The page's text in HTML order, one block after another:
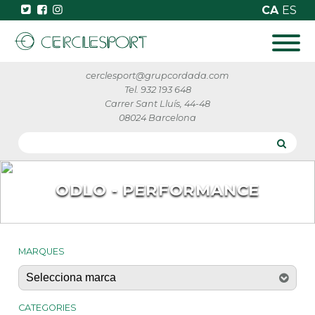
CA ES
cerclesport@grupcordada.com
Tel. 932 193 648
Carrer Sant Lluís, 44-48
08024 Barcelona
ODLO - PERFORMANCE
MARQUES
CATEGORIES